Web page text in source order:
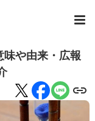
味や由来・広報